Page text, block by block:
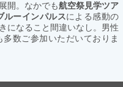
開。なかでも航空祭見学ツア
ルーインパルスによる感動の
になること間違いなし。男性
数ご参加いただいておりま